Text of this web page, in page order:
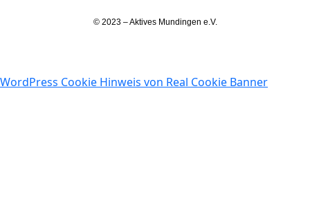
© 2023 – Aktives Mundingen e.V.
WordPress Cookie Hinweis von Real Cookie Banner